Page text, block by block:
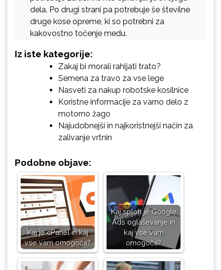
dela. Po drugi strani pa potrebuje še številne
druge kose opreme, ki so potrebni za
kakovostno točenje medu.
Iz iste kategorije:
Zakaj bi morali rahljati trato?
Semena za travo za vse lege
Nasveti za nakup robotske kosilnice
Koristne informacije za varno delo z
motorno žago
Najudobnejši in najkoristnejši način za
zalivanje vrtnin
Podobne objave:
Kaj je cPanel in kaj
vse vam omogoča?
Kaj sploh je Google
Ads oglaševanje in
kaj vse vam
omogoča?